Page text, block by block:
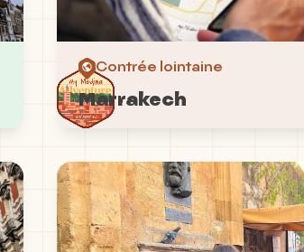
Contrée lointaine
Marrakech